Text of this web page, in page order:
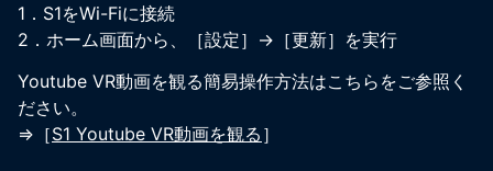
1．S1をWi-Fiに接続
2．ホーム画面から、［設定］→［更新］を実行
Youtube VR動画を観る簡易操作方法はこちらをご参照く
ださい。
⇒［S1 Youtube VR動画を観る ］